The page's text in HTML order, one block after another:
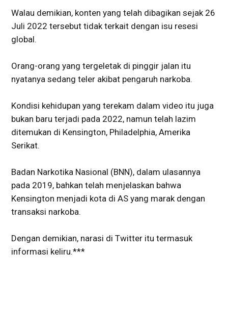
Walau demikian, konten yang telah dibagikan sejak 26
Juli 2022 tersebut tidak terkait dengan isu resesi
global.
Orang-orang yang tergeletak di pinggir jalan itu
nyatanya sedang teler akibat pengaruh narkoba.
Kondisi kehidupan yang terekam dalam video itu juga
bukan baru terjadi pada 2022, namun telah lazim
ditemukan di Kensington, Philadelphia, Amerika
Serikat.
Badan Narkotika Nasional (BNN), dalam ulasannya
pada 2019, bahkan telah menjelaskan bahwa
Kensington menjadi kota di AS yang marak dengan
transaksi narkoba.
Dengan demikian, narasi di Twitter itu termasuk
informasi keliru.***